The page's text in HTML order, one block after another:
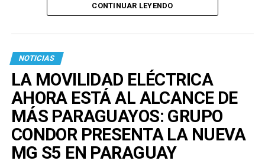
CONTINUAR LEYENDO
NOTICIAS
LA MOVILIDAD ELÉCTRICA
AHORA ESTÁ AL ALCANCE DE
MÁS PARAGUAYOS: GRUPO
CONDOR PRESENTA LA NUEVA
MG S5 EN PARAGUAY